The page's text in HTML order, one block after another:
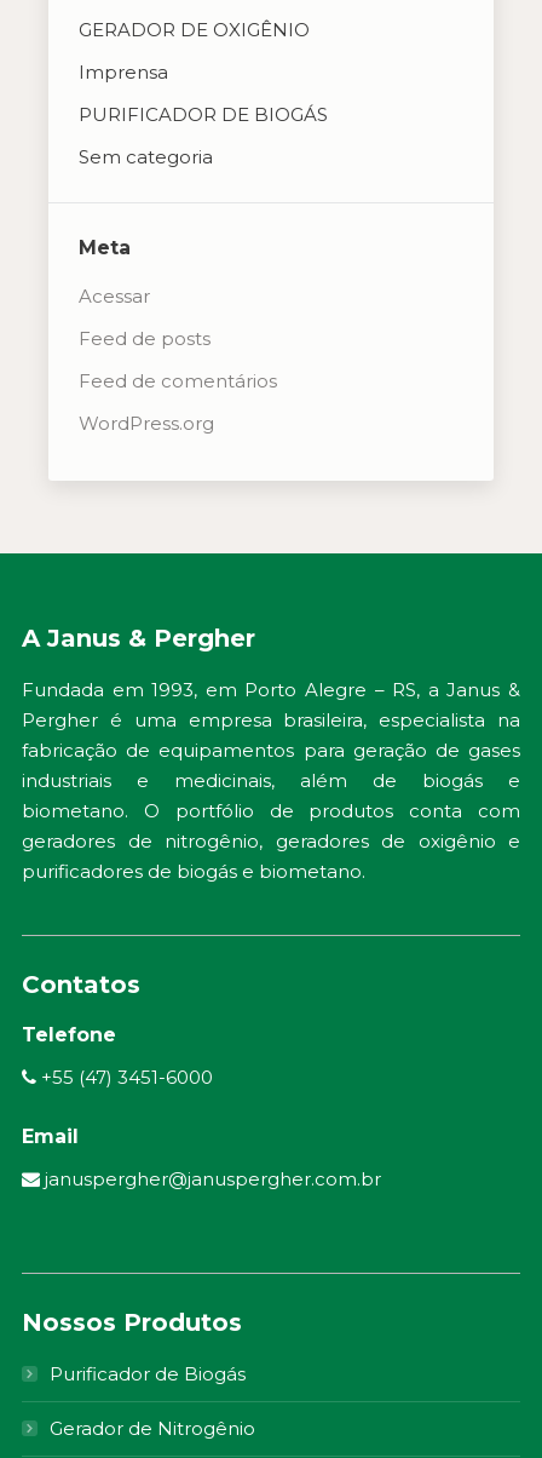
GERADOR DE OXIGÊNIO
Imprensa
PURIFICADOR DE BIOGÁS
Sem categoria
Meta
Acessar
Feed de posts
Feed de comentários
WordPress.org
A Janus & Pergher
Fundada em 1993, em Porto Alegre – RS, a Janus &
Pergher é uma empresa brasileira, especialista na
fabricação de equipamentos para geração de gases
industriais e medicinais, além de biogás e
biometano. O portfólio de produtos conta com
geradores de nitrogênio, geradores de oxigênio e
purificadores de biogás e biometano.
Contatos
Telefone
+55 (47) 3451-6000
Email
januspergher@januspergher.com.br
Nossos Produtos
Purificador de Biogás
Gerador de Nitrogênio